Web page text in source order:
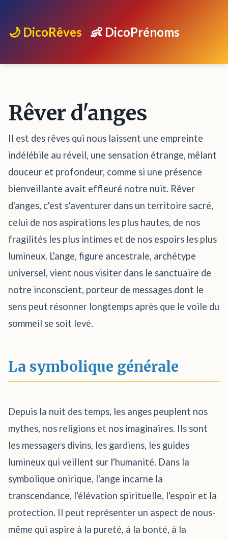
🌙 DicoRêves 👶 DicoPrénoms
Rêver d'anges
Il est des rêves qui nous laissent une empreinte
indélébile au réveil, une sensation étrange, mêlant
douceur et profondeur, comme si une présence
bienveillante avait effleuré notre nuit. Rêver
d'anges, c'est s'aventurer dans un territoire sacré,
celui de nos aspirations les plus hautes, de nos
fragilités les plus intimes et de nos espoirs les plus
lumineux. L'ange, figure ancestrale, archétype
universel, vient nous visiter dans le sanctuaire de
notre inconscient, porteur de messages dont le
sens peut résonner longtemps après que le voile du
sommeil se soit levé.
La symbolique générale
Depuis la nuit des temps, les anges peuplent nos
mythes, nos religions et nos imaginaires. Ils sont
les messagers divins, les gardiens, les guides
lumineux qui veillent sur l'humanité. Dans la
symbolique onirique, l'ange incarne la
transcendance, l'élévation spirituelle, l'espoir et la
protection. Il peut représenter un aspect de nous-
même qui aspire à la pureté, à la bonté, à la